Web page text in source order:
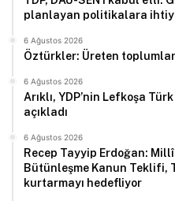
planlayan politikalara
6 Ağustos 2026
Öztürkler: Üreten
6 Ağustos 2026
Arıklı, YDP’nin Lefkoşa
açıkladı
6 Ağustos 2026
Recep Tayyip Erdoğan:
Bütünleşme Kanun Teklifi,
kurtarmayı hedefliyor